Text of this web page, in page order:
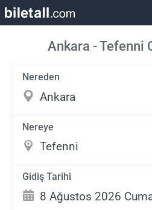
Ankara - Tefenni
Nereden
Nereye
Gidiş Tarihi